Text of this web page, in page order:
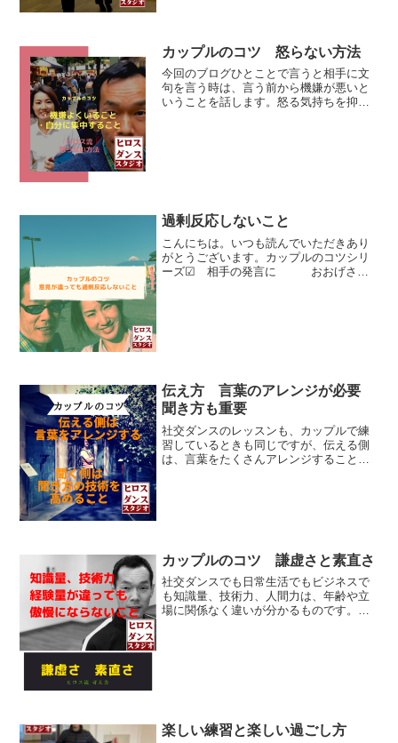
カップルのコツ 怒らない方法
今回のブログひとことで言うと相手に文
句を言う時は、言う前から機嫌が悪いと
いうことを話します。怒る気持ちを抑え
過剰反応しないこと
こんにちは。いつも読んでいただきあり
がとうございます。カップルのコツシリ
ーズ☑ 相手の発言に おおげさな
伝え方 言葉のアレンジが必要
聞き方も重要
社交ダンスのレッスンも、カップルで練
習しているときも同じですが、伝える側
は、言葉をたくさんアレンジすること聞
カップルのコツ 謙虚さと素直さ
社交ダンスでも日常生活でもビジネスで
も知識量、技術力、人間力は、年齢や立
場に関係なく違いが分かるものです。
楽しい練習と楽しい過ごし方